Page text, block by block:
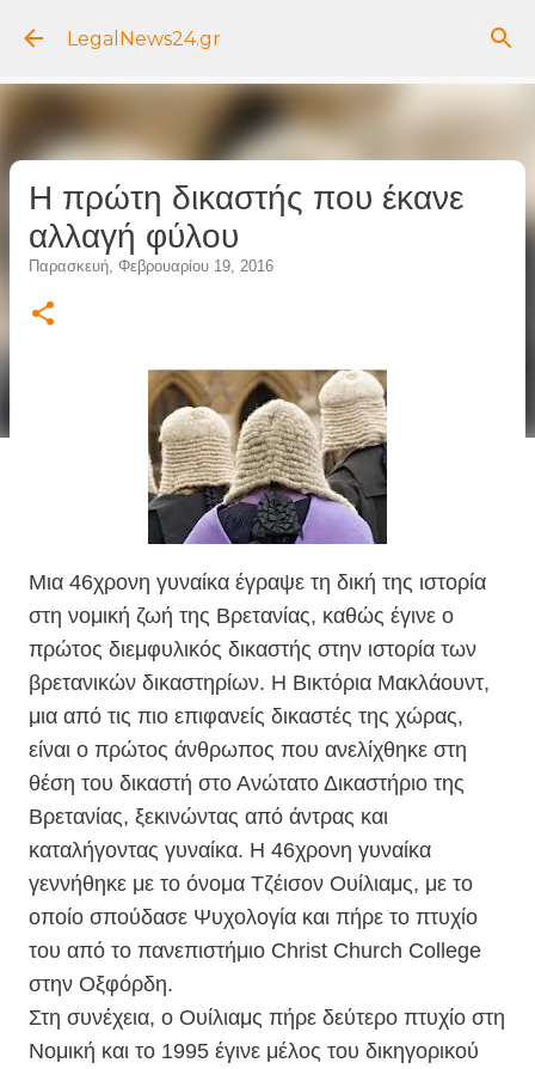
Μετάβαση στο κύριο περιεχόμενο
LegalNews24.gr
Η πρώτη δικαστής που έκανε
αλλαγή φύλου
Παρασκευή, Φεβρουαρίου 19, 2016
Μια 46χρονη γυναίκα έγραψε τη δική της ιστορία
στη νομική ζωή της Βρετανίας, καθώς έγινε ο
πρώτος διεμφυλικός δικαστής στην ιστορία των
βρετανικών δικαστηρίων. Η Βικτόρια Μακλάουντ,
μια από τις πιο επιφανείς δικαστές της χώρας,
είναι ο πρώτος άνθρωπος που ανελίχθηκε στη
θέση του δικαστή στο Ανώτατο Δικαστήριο της
Βρετανίας, ξεκινώντας από άντρας και
καταλήγοντας γυναίκα. Η 46χρονη γυναίκα
γεννήθηκε με το όνομα Τζέισον Ουίλιαμς, με το
οποίο σπούδασε Ψυχολογία και πήρε το πτυχίο
του από το πανεπιστήμιο Christ Church College
στην Οξφόρδη.
Στη συνέχεια, ο Ουίλιαμς πήρε δεύτερο πτυχίο στη
Νομική και το 1995 έγινε μέλος του δικηγορικού